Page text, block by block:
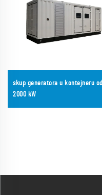
skup generatora u kontejneru od
2000 kW